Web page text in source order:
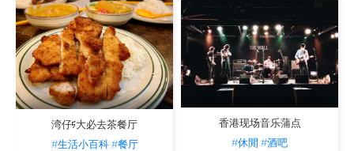
湾仔5大必去茶餐厅
#生活小百科 #餐厅
香港现场音乐蒲点
#休閒 #酒吧